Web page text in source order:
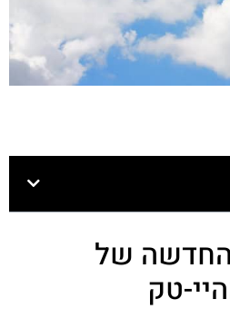
של
טק